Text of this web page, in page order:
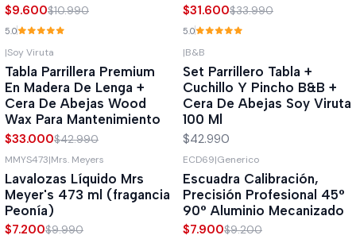
$9.600$10.990
5.0
$31.600$33.990
5.0
-23%
|Soy Viruta
Tabla Parrillera Premium
En Madera De Lenga +
Cera De Abejas Wood
Wax Para Mantenimiento
$33.000$42.990
|B&B
Set Parrillero Tabla +
Cuchillo Y Pincho B&B +
Cera De Abejas Soy Viruta
100 Ml
$42.990
-28% OFF
MMYS473|Mrs. Meyers
Lavalozas Líquido Mrs
Meyer's 473 ml (fragancia
Peonía)
$7.200$9.990
-14% OFF
ECD69|Generico
Escuadra Calibración,
Precisión Profesional 45°
90° Aluminio Mecanizado
$7.900$9.200